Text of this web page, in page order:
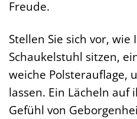
Freude.
Stellen Sie sich vor,
Schaukelstuhl sitzen,
weiche Polsterauflage,
lassen. Ein Lächeln
Gefühl von